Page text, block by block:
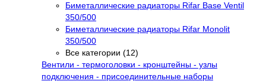
Биметаллические радиаторы Rifar Base Ventil
350/500
Биметаллические радиаторы Rifar Monolit
350/500
Все категории (12)
Вентили - термоголовки - кронштейны - узлы
подключения - присоединительные наборы